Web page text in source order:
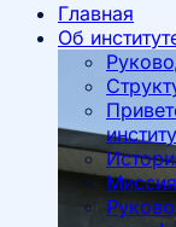
Главная
Об